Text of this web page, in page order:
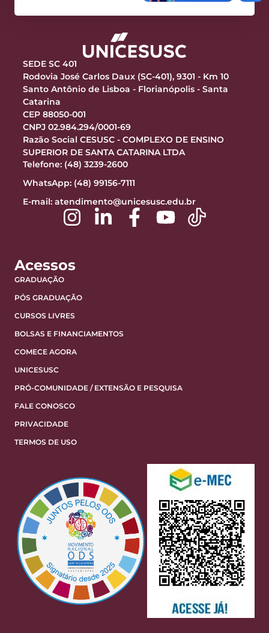
SEDE SC 401
Rodovia José Carlos Daux (SC-401), 9301 - Km 10
Santo Antônio de Lisboa - Florianópolis - Santa
Catarina
CEP 88050-001
CNPJ 02.984.294/0001-69
Razão Social CESUSC - COMPLEXO DE ENSINO
SUPERIOR DE SANTA CATARINA LTDA
Telefone: (48) 3239-2600
WhatsApp: (48) 99156-7111
E-mail: atendimento@unicesusc.edu.br
Acessos
GRADUAÇÃO
PÓS GRADUAÇÃO
CURSOS LIVRES
BOLSAS E FINANCIAMENTOS
COMECE AGORA
UNICESUSC
PRÓ-COMUNIDADE / EXTENSÃO E PESQUISA
FALE CONOSCO
PRIVACIDADE
TERMOS DE USO